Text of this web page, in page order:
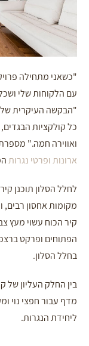
"כשאני מתחילה
עם הלקוחות שלי
"הבקשה העיקרית של
כל קולקציות
ואווירה חמה."
ארונות ופרטי נגרות
לחלל הסלון תוכנן
מקומות אחסון רבים,
קיר הכוח עשוי מעץ
הפתוחים ופרקט
בחלל הסלון.
בין החלק העליון של
מדף עבור חפצי נוי
ליחידת הנגרות.